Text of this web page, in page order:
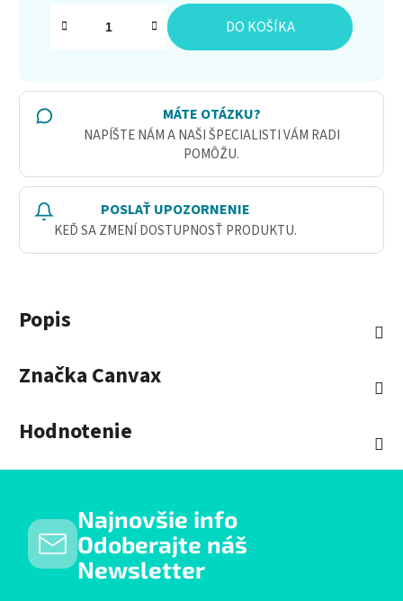
Jednotková cena:
DO KOŠÍKA
MÁTE OTÁZKU?
NAPÍŠTE NÁM A NAŠI ŠPECIALISTI VÁM RADI
POMÔŽU.
POSLAŤ UPOZORNENIE
KEĎ SA ZMENÍ DOSTUPNOSŤ PRODUKTU.
Popis
Značka Canvax
Hodnotenie
Najnovšie info
Odoberajte náš
Newsletter